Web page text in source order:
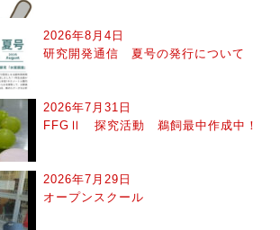
2026年8月4日
研究開発通信 夏号の発行について
2026年7月31日
FFGⅡ 探究活動 鵜飼最中作成中！
2026年7月29日
オープンスクール